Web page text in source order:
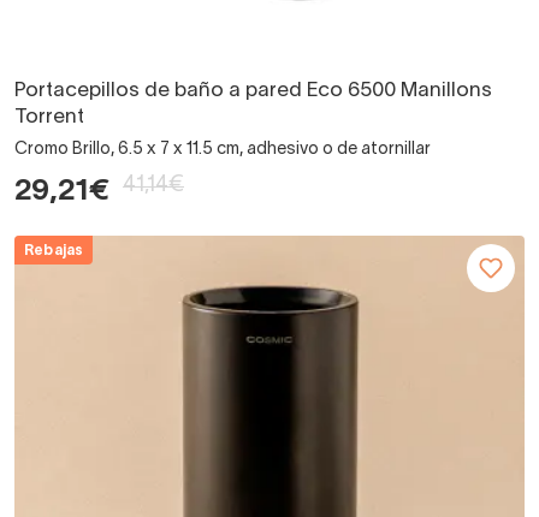
Portacepillos de baño a pared Eco 6500 Manillons
Torrent
Cromo Brillo, 6.5 x 7 x 11.5 cm, adhesivo o de atornillar
29,21€ 41,14€
Rebajas